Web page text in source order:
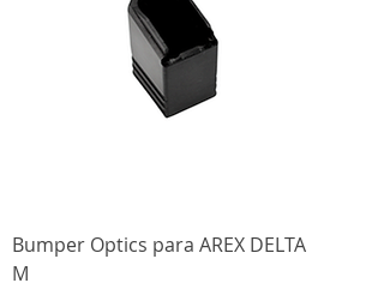
Bumper Optics para AREX DELTA
M